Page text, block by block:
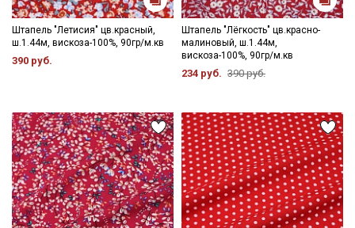
Штапель "Летисия" цв.красный,
ш.1.44м, вискоза-100%, 90гр/м.кв
390 руб.
Штапель "Лёгкость" цв.красно-
малиновый, ш.1.44м,
вискоза-100%, 90гр/м.кв
234 руб. 390 руб.